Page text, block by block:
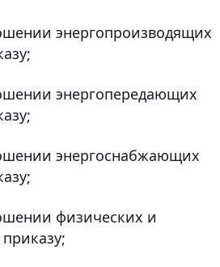
энергопроизводящих
энергопередающих
энергоснабжающих
физических и